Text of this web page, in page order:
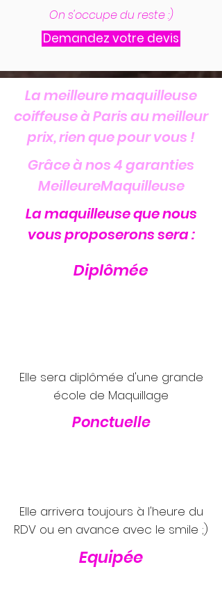
On s'occupe du reste :)
Demandez votre devis
La meilleure maquilleuse
coiffeuse à Paris au meilleur
prix, rien que pour vous !
Grâce à nos 4 garanties
MeilleureMaquilleuse
La maquilleuse que nous
vous proposerons sera :
Diplômée
Elle sera diplômée d'une grande
école de Maquillage
Ponctuelle
Elle arrivera toujours à l'heure du
RDV ou en avance avec le smile ;)
Equipée